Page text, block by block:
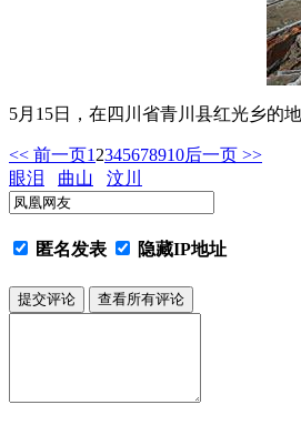
5月15日，在四川省青川县红光乡的
<< 前一页1 2345678910后一页 >>
眼泪
曲山 汶川
匿名发表 隐藏IP地址